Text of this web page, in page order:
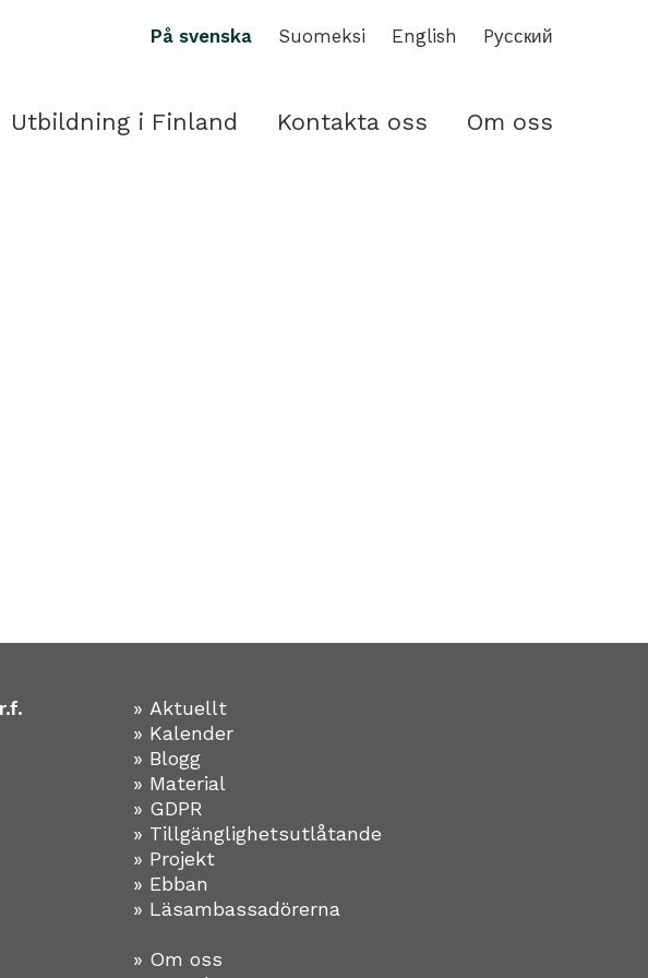
På svenska Suomeksi English Pусский
Utbildning i Finland Kontakta oss Om oss
» Aktuellt
» Kalender
» Blogg
» Material
» GDPR
» Tillgänglighetsutlåtande
» Projekt
» Ebban
» Läsambassadörerna
» Om oss